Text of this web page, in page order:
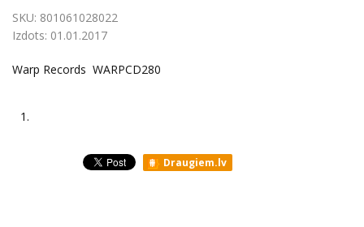
SKU: 801061028022
Izdots: 01.01.2017
Warp Records WARPCD280
1.
Draugiem.lv